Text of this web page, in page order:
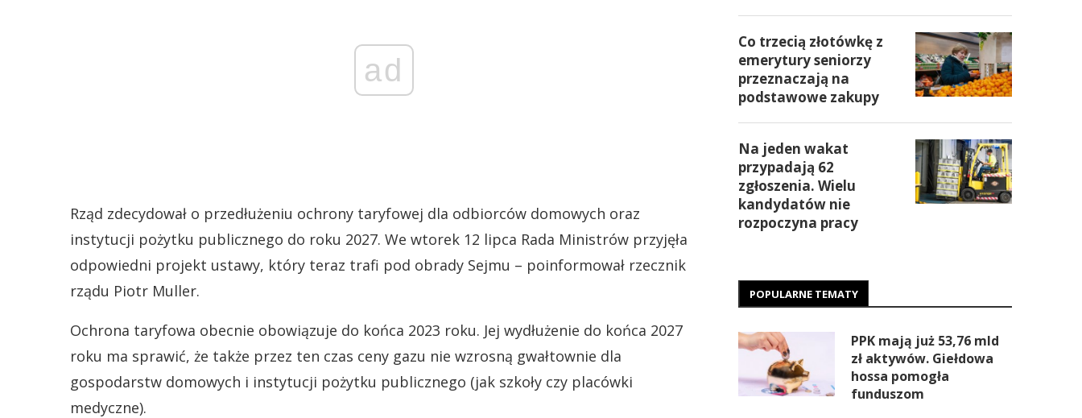
ad
Rząd zdecydował o przedłużeniu ochrony taryfowej dla odbiorców domowych oraz
instytucji pożytku publicznego do roku 2027. We wtorek 12 lipca Rada Ministrów przyjęła
odpowiedni projekt ustawy, który teraz trafi pod obrady Sejmu – poinformował rzecznik
rządu Piotr Muller.
Ochrona taryfowa obecnie obowiązuje do końca 2023 roku. Jej wydłużenie do końca 2027
roku ma sprawić, że także przez ten czas ceny gazu nie wzrosną gwałtownie dla
gospodarstw domowych i instytucji pożytku publicznego (jak szkoły czy placówki
medyczne).
Co trzecią złotówkę z
emerytury seniorzy
przeznaczają na
podstawowe zakupy
Na jeden wakat
przypadają 62
zgłoszenia. Wielu
kandydatów nie
rozpoczyna pracy
POPULARNE TEMATY
PPK mają już 53,76 mld
zł aktywów. Giełdowa
hossa pomogła
funduszom